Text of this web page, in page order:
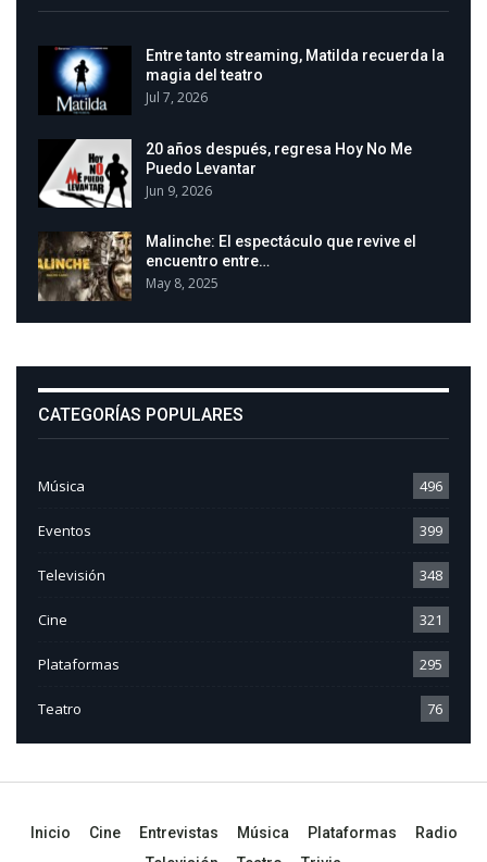
Entre tanto streaming, Matilda recuerda la
magia del teatro
Jul 7, 2026
20 años después, regresa Hoy No Me
Puedo Levantar
Jun 9, 2026
Malinche: El espectáculo que revive el
encuentro entre…
May 8, 2025
CATEGORÍAS POPULARES
Música 496
Eventos 399
Televisión 348
Cine 321
Plataformas 295
Teatro 76
Inicio Cine Entrevistas Música Plataformas
Radio